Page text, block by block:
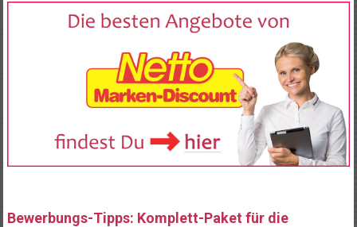
Bewerbungs-Tipps: Komplett-Paket für die